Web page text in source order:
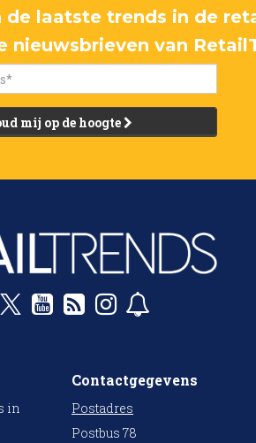
laatste trends in de
nieuwsbrieven van
mij op de hoogte
in
Contactgegevens
Postadres
Postbus 78